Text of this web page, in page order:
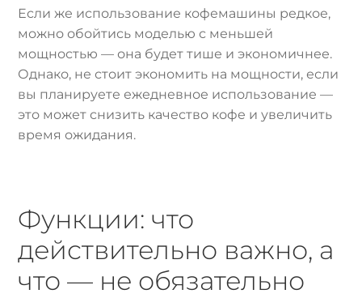
Если же использование кофемашины редкое,
можно обойтись моделью с меньшей
мощностью — она будет тише и экономичнее.
Однако, не стоит экономить на мощности, если
вы планируете ежедневное использование —
это может снизить качество кофе и увеличить
время ожидания.
Функции: что
действительно важно, а
что — не обязательно